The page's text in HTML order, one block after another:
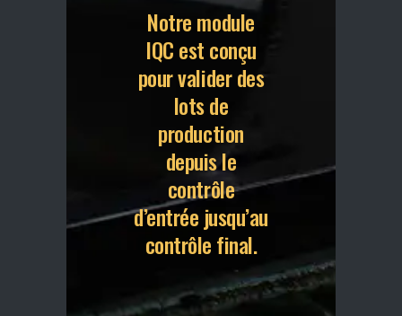
Notre module
IQC est conçu
pour valider des
lots de
production
depuis le
contrôle
d’entrée jusqu’au
contrôle final.